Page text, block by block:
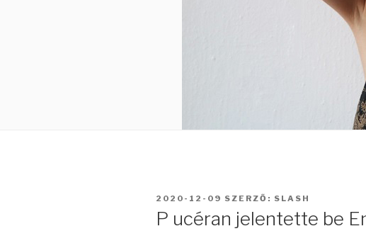
BEKÜLDVE:
2020-12-09 SZERZŐ: SLASH
P ucéran jelentette be